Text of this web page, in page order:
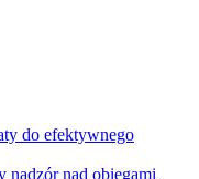
do efektywnego
nad obiegami